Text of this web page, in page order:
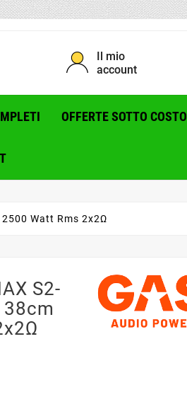
Il mio
account
OFFERTE SOTTO COSTO
Watt Rms 2x2Ω
S2-